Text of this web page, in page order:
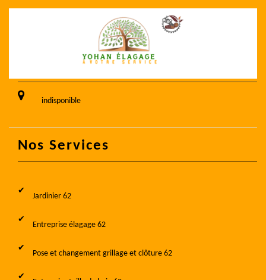
indisponible
Nos Services
Jardinier 62
Entreprise élagage 62
Pose et changement grillage et clôture 62